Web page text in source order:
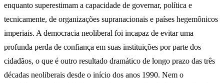
enquanto superestimam a capacidade de governar, política e
tecnicamente, de organizações supranacionais e países hegemônicos
imperiais. A democracia neoliberal foi incapaz de evitar uma
profunda perda de confiança em suas instituições por parte dos
cidadãos, o que é outro resultado dramático de longo prazo das três
décadas neoliberais desde o início dos anos 1990. Nem o